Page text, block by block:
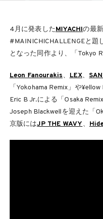
4月に発表したMIYACHIの最
#MAINICHICHALLENGEと題
となった同作より、「Tokyo
Leon Fanourakis、 LEX、
「Yokohama Remix」や
Eric B Jr.による「Osaka
Joseph Blackwellを迎えた「
京版にはJP THE WAVY、